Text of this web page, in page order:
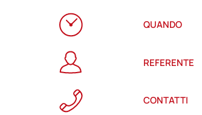
QUANDO
REFERENTE
CONTATTI